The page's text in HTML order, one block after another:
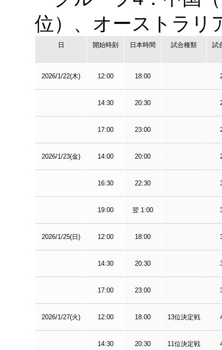
位）、オーストラリ
日 開始時刻 日本時間 試合種類 試
2026/1/22(木) 12:00 18:00
14:30 20:30
17:00 23:00
2026/1/23(金) 14:00 20:00
16:30 22:30
19:00 翌 1:00
2026/1/25(日) 12:00 18:00
14:30 20:30
17:00 23:00
2026/1/27(火) 12:00 18:00 13位決定戦
14:30 20:30 11位決定戦